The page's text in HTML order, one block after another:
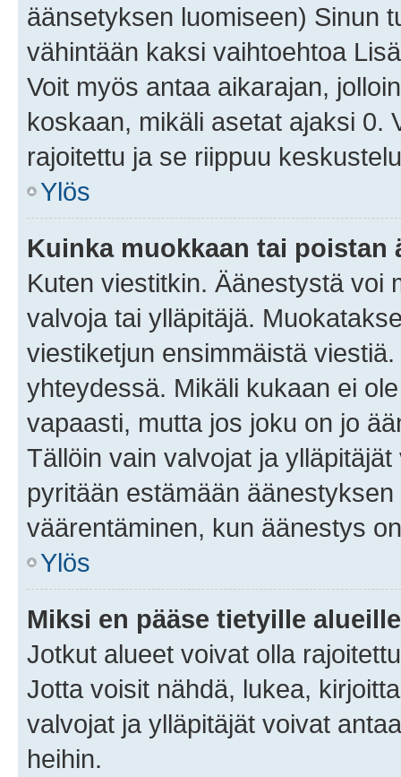
äänsetyksen luomiseen) Sinun
vähintään kaksi vaihtoehtoa
Voit myös antaa aikarajan,
koskaan, mikäli asetat ajaksi 0.
rajoitettu ja se riippuu
Ylös
Kuinka muokkaan tai poistan
Kuten viestitkin. Äänestystä voi
valvoja tai ylläpitäjä.
viestiketjun ensimmäistä
yhteydessä. Mikäli kukaan ei
vapaasti, mutta jos joku on jo
Tällöin vain valvojat ja
pyritään estämään
väärentäminen, kun äänestys
Ylös
Miksi en pääse tietyille
Jotkut alueet voivat olla
Jotta voisit nähdä, lukea,
valvojat ja ylläpitäjät voivat
heihin.